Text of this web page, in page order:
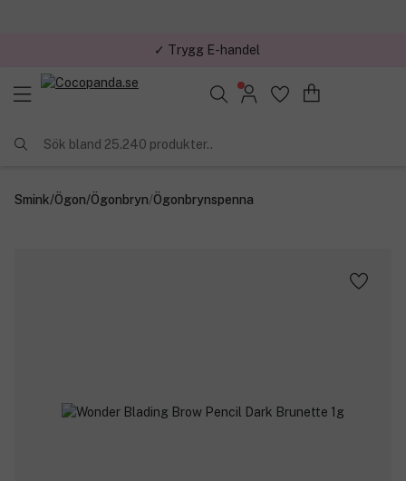
✓ Trygg E-handel
Sök bland 25.240 produkter..
Smink/Ögon/Ögonbryn/Ögonbrynspenna